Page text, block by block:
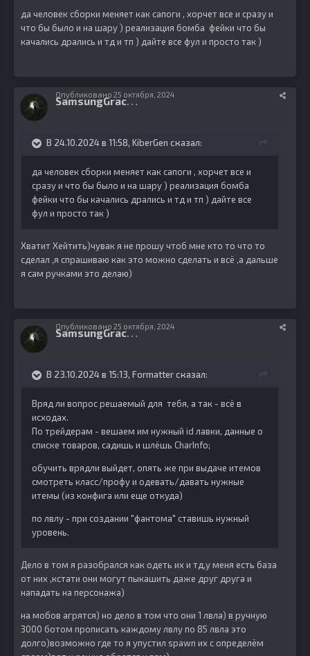
да человек сборки меняет как сапоги , хорчет все и сразу и
что бы было и на шару ) реализация бомба фейки что бы
качались дрались и тд и тп ) дайте все фул и просто так )
S
amsungGracia 5
Опубликовано 25 октября, 2024
В 24.10.2024 в 11:58, KiberGen сказал:
да человек сборки меняет как сапоги , хорчет все и
сразу и что бы было и на шару ) реализация бомба
фейки что бы качались дрались и тд и тп ) дайте все
фул и просто так )
Хватит Хейтить)чувак я не прошу чтоб мне кто то что то
сделал ,я спрашиваю как это можно сделать и всё ,а дальше
я сам ручками это делаю)
S
amsungGracia 5
Опубликовано 25 октября, 2024
В 23.10.2024 в 15:13, Formatterсказал:
Вряд ли вопрос решаемый для тебя, а так - всё в
исходах.
По трейдерам - вешаем им нужный id лавки, данные о
списке товаров, садишь и шлёшь CharInfo;
обучить врядли выйдет, опять же при выдаче итемов
смотреть класс/профу и одевать/давать нужные
итемы (из конфига или еще откуда)
по лвлу - при создании "фантома" ставишь нужный
уровень.
Дело в том я разобрался как одеть их и тд,у меня есть база
от них ,кстати они могут пыкашить даже друг друга и
нападать на персонажа)
на мобов агрятся) но дело в том что они 1 лвла) в ручную
3000 ботом прописать каждому лвлу по 85 лвла это
долго)возможно где то я упустил spawn их с определём